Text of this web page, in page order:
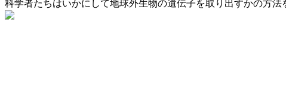
科学者たちはいかにして地球外生物の遺伝子を取り出すかの方法